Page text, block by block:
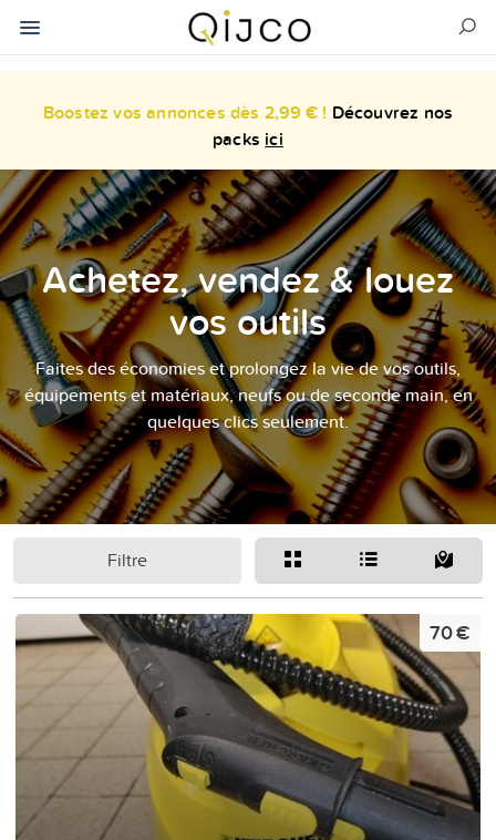
Boostez vos annonces dès 2,99 € ! Découvrez nos
packs ici
Achetez, vendez & louez
vos outils
Faites des économies et prolongez la vie de vos outils,
équipements et matériaux, neufs ou de seconde main, en
quelques clics seulement.
Filtre
70 €